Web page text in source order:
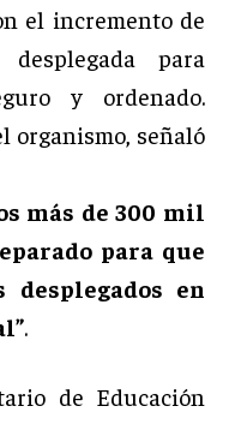
el incremento de
para
y ordenado.
organismo, señaló
más de 300 mil
para que
desplegados en
.
de Educación